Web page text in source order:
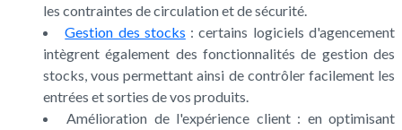
les contraintes de circulation et de sécurité.
Gestion des stocks : certains logiciels d'agencement
intègrent également des fonctionnalités de gestion des
stocks, vous permettant ainsi de contrôler facilement les
entrées et sorties de vos produits.
Amélioration de l'expérience client : en optimisant